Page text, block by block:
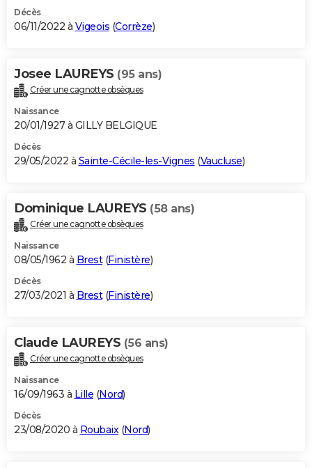
Décès
06/11/2022 à Vigeois (Corrèze)
Josee LAUREYS (95 ans)
Créer une cagnotte obsèques
Naissance
20/01/1927 à GILLY BELGIQUE
Décès
29/05/2022 à Sainte-Cécile-les-Vignes (Vaucluse)
Dominique LAUREYS (58 ans)
Créer une cagnotte obsèques
Naissance
08/05/1962 à Brest(Finistère)
Décès
27/03/2021 à Brest(Finistère)
Claude LAUREYS (56 ans)
Créer une cagnotte obsèques
Naissance
16/09/1963 à Lille (Nord)
Décès
23/08/2020 à Roubaix(Nord)